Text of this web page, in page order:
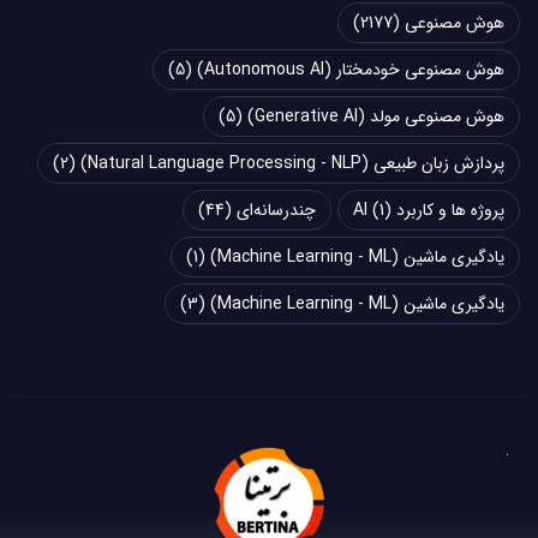
هوش مصنوعی (2177)
هوش مصنوعی خودمختار (Autonomous AI)
(5)
هوش مصنوعی مولد (Generative AI)
(5)
پردازش زبان طبیعی (Natural Language Processing - NLP)
(2)
پروژه ها و کاربرد AI (1) چند‌‌رسانه‌ای (44)
یادگیری ماشین (Machine Learning - ML)
(1)
یادگیری ماشین (Machine Learning - ML)
(3)